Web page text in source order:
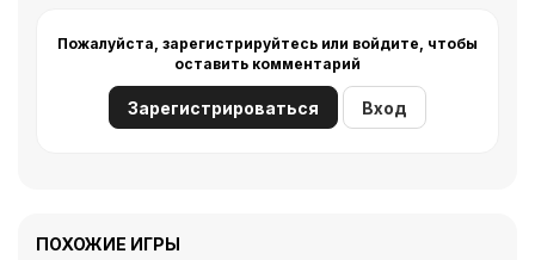
Пожалуйста, зарегистрируйтесь или войдите, чтобы
оставить комментарий
Зарегистрироваться Вход
ПОХОЖИЕ ИГРЫ